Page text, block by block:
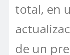
total, en
de un